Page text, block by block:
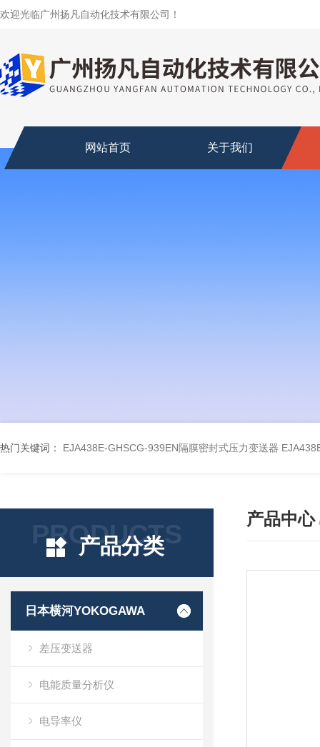
欢迎光临广州扬凡自动化技术有限公司！
网站首页 关于我们
热门关键词： EJA438E-GHSCG-939EN隔膜密封式压力变送器
PRODUCTS
产品分类
日本横河YOKOGAWA
差压变送器
电能质量分析仪
电导率仪
产品中心